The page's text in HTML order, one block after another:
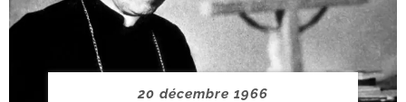
20 décembre 1966